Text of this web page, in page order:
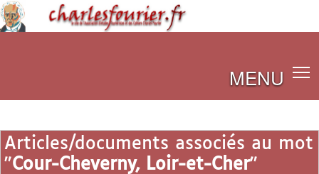
MENU
Articles/documents associés au mot
"Cour-Cheverny, Loir-et-Cher"